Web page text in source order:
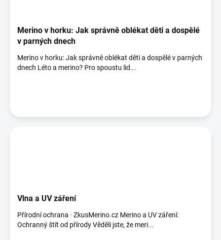
Merino v horku: Jak správně oblékat děti a dospělé
v parných dnech
Merino v horku: Jak správně oblékat děti a dospělé v parných
dnech Léto a merino? Pro spoustu lid...
Vlna a UV záření
Přírodní ochrana · ZkusMerino.cz Merino a UV záření:
Ochranný štít od přírody Věděli jste, že meri...